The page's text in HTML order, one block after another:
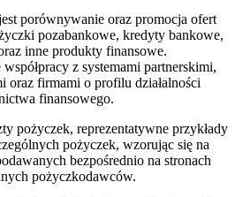
porównywanie oraz promocja ofert
pozabankowe, kredyty bankowe,
inne produkty finansowe.
z systemami partnerskimi,
oraz firmami o profilu działalności
finansowego.
pożyczek, reprezentatywne przykłady
pożyczek, wzorując się na
bezpośrednio na stronach
pożyczkodawców.